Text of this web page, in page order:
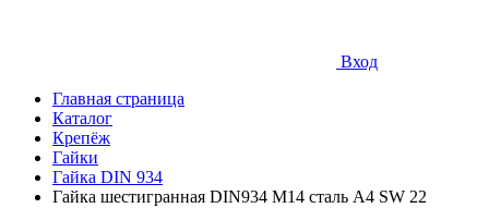
Вход
Главная страница
Каталог
Крепёж
Гайки
Гайка DIN 934
Гайка шестигранная DIN934 М14 сталь A4 SW 22